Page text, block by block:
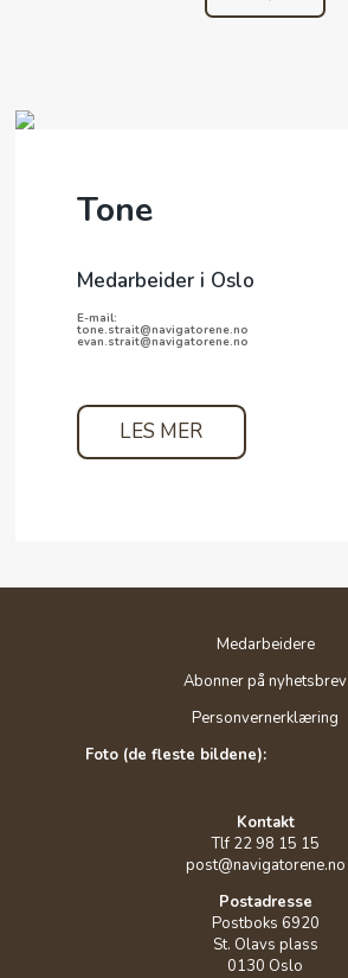
Tone
Medarbeider i Oslo
E-mail:
tone.strait@navigatorene.no
evan.strait@navigatorene.no
LES MER
Medarbeidere
Abonner på nyhetsbrev
Personvernerklæring
Foto (de fleste bildene):
Kontakt
Tlf 22 98 15 15
post@navigatorene.no
Postadresse
Postboks 6920
St. Olavs plass
0130 Oslo